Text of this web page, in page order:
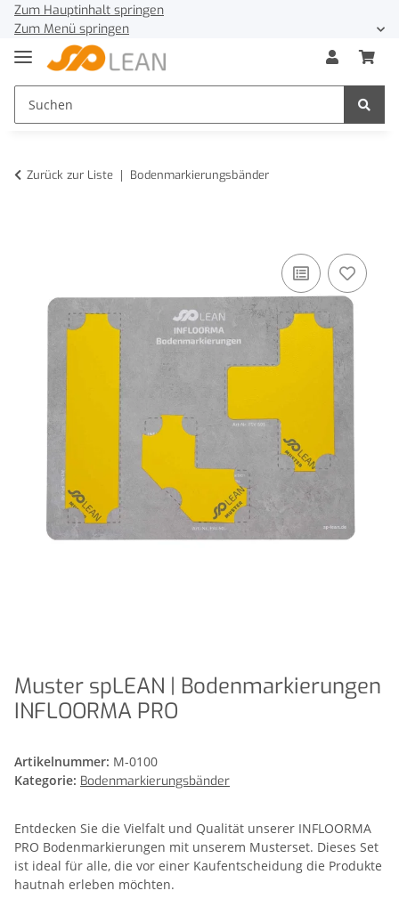
Zum Hauptinhalt springen
Zum Menü springen
Zurück zur Liste Bodenmarkierungsbänder
Muster spLEAN | Bodenmarkierungen
INFLOORMA PRO
Artikelnummer: M-0100
Kategorie: Bodenmarkierungsbänder
Entdecken Sie die Vielfalt und Qualität unserer INFLOORMA
PRO Bodenmarkierungen mit unserem Musterset. Dieses Set
ist ideal für alle, die vor einer Kaufentscheidung die Produkte
hautnah erleben möchten.